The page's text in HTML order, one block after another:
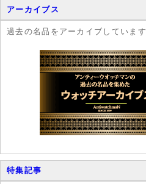
アーカイブス
過去の名品をアーカイブしています
特集記事